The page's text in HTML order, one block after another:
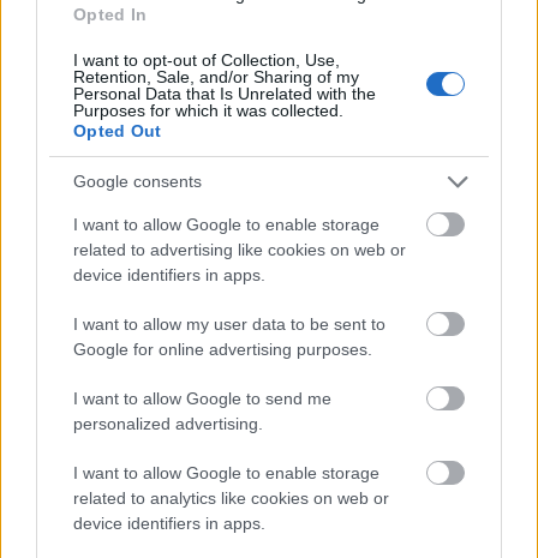
Opted In
I want to opt-out of Collection, Use,
Retention, Sale, and/or Sharing of my
Personal Data that Is Unrelated with the
Purposes for which it was collected.
Opted Out
Google consents
I want to allow Google to enable storage
related to advertising like cookies on web or
device identifiers in apps.
I want to allow my user data to be sent to
Google for online advertising purposes.
I want to allow Google to send me
personalized advertising.
I want to allow Google to enable storage
related to analytics like cookies on web or
device identifiers in apps.
Gitárosuk, a dalszerző-szövegíró-hangmérnök
korszakában számtalan nagy- és kisjátékfilm,
népszerű sorozat, illetve reklám kellékeseként tűnt
fel, dolgozott Szabó Istvánnal (Zárójelentés
Márkkal (Drakulics elvtárs), Orosz Dénessel (Seveled
és Császi Ádámmal is (
Háromezer számozott darab
Film Színház Muzsika: Amikor a filmesek
zenélnek
TV Manci, Walden Menedék, Szüreti Veszedelem
Időpont:2026. március 6. (péntek) 20.00
Belépő:2500 Ft (csak a helyszínen, készpénzben)